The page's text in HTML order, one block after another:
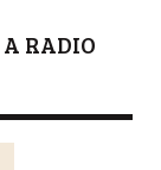
A RADIO